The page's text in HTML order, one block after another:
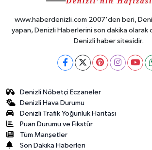
www.haberdenizli.com 2007'den beri,
yapan, Denizli Haberlerini son dakika olarak
Denizli haber sitesidir.
Denizli Nöbetçi Eczaneler
Denizli Hava Durumu
Denizli Trafik Yoğunluk Haritası
Puan Durumu ve Fikstür
Tüm Manşetler
Son Dakika Haberleri